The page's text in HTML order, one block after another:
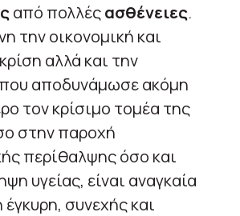
από πολλέςασθένειες.
την οικονομική και
αλλά και την
που αποδυνάμωσε ακόμη
τον κρίσιμο τομέα της
στην παροχή
περίθαλψης όσο και
υγείας, είναι αναγκαία
συνεχής και